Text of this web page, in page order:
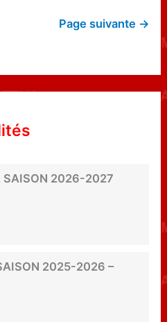
Page suivante →
SAISON 2026-2027
2025-2026 –